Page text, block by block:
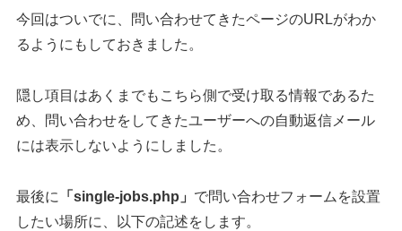
今回はついでに、問い合わせてきたページのURLがわか
るようにもしておきました。
隠し項目はあくまでもこちら側で受け取る情報であるた
め、問い合わせをしてきたユーザーへの自動返信メール
には表示しないようにしました。
最後に 「single-jobs.php」 で問い合わせフォームを設置
したい場所に、以下の記述をします。